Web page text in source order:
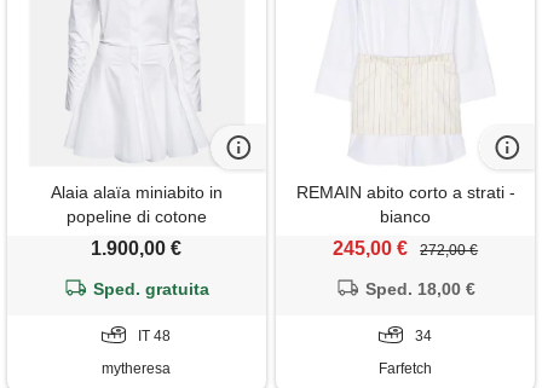
Alaia alaïa miniabito in
popeline di cotone
1.900,00 €
Sped. gratuita
IT 48
mytheresa
REMAIN abito corto a strati -
bianco
245,00 € 272,00 €
Sped. 18,00 €
34
Farfetch